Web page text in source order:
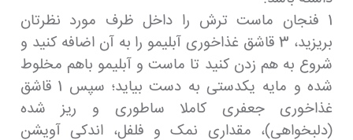
1 فنجان ماست ترش را داخل ظرف مورد نظرتان
بریزید، 3 قاشق غذاخوری آبلیمو را به آن اضافه کنید و
شروع به هم زدن کنید تا ماست و آبلیمو باهم مخلوط
شده و مایه یکدستی به دست بیاید؛ سپس 1 قاشق
غذاخوری جعفری کاملا ساطوری و ریز شده
(دلبخواهی)، مقداری نمک و فلفل، اندکی آویشن